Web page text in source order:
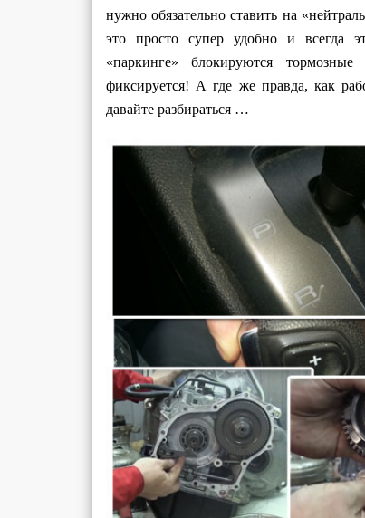
нужно обязательно ставить на
это просто супер удобно и всегда
«паркинге» блокируются
фиксируется! А где же правда, как
давайте разбираться …